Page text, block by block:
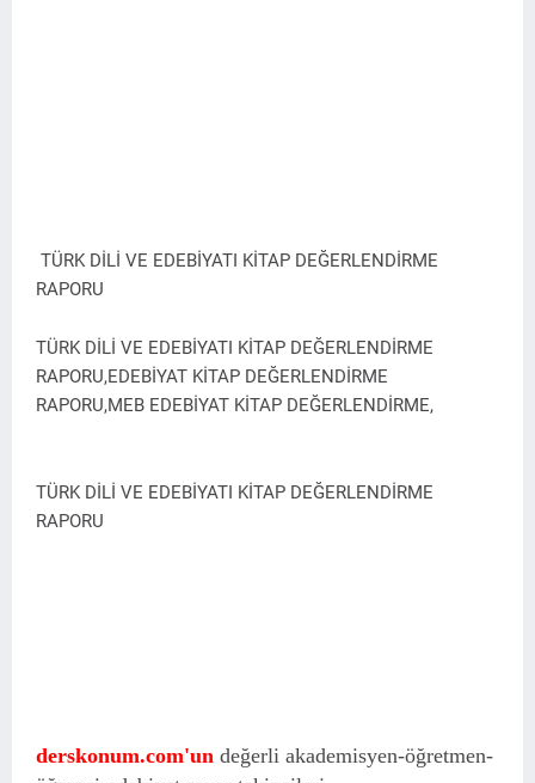
TÜRK DİLİ VE EDEBİYATI KİTAP DEĞERLENDİRME
RAPORU
TÜRK DİLİ VE EDEBİYATI KİTAP DEĞERLENDİRME
RAPORU,EDEBİYAT KİTAP DEĞERLENDİRME
RAPORU,MEB EDEBİYAT KİTAP DEĞERLENDİRME,
TÜRK DİLİ VE EDEBİYATI KİTAP DEĞERLENDİRME
RAPORU
derskonum.com'un değerli akademisyen-öğretmen-